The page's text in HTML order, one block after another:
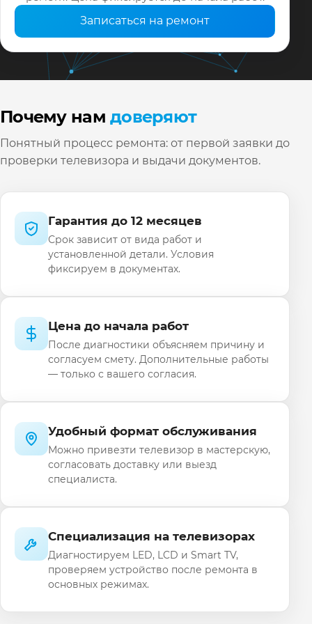
Записаться на ремонт
Почему намдоверяют
Понятный процесс ремонта: от первой заявки до
проверки телевизора и выдачи документов.
Гарантия до 12 месяцев
Срок зависит от вида работ и
установленной детали. Условия
фиксируем в документах.
Цена до начала работ
После диагностики объясняем причину и
согласуем смету. Дополнительные работы
— только с вашего согласия.
Удобный формат обслуживания
Можно привезти телевизор в мастерскую,
согласовать доставку или выезд
специалиста.
Специализация на телевизорах
Диагностируем LED, LCD и Smart TV,
проверяем устройство после ремонта в
основных режимах.